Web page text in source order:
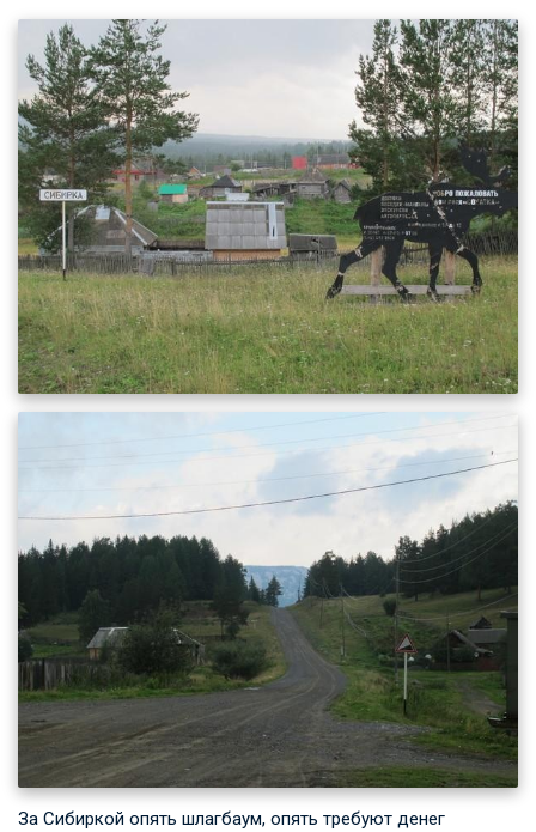
За Сибиркой опять шлагбаум, опять требуют денег